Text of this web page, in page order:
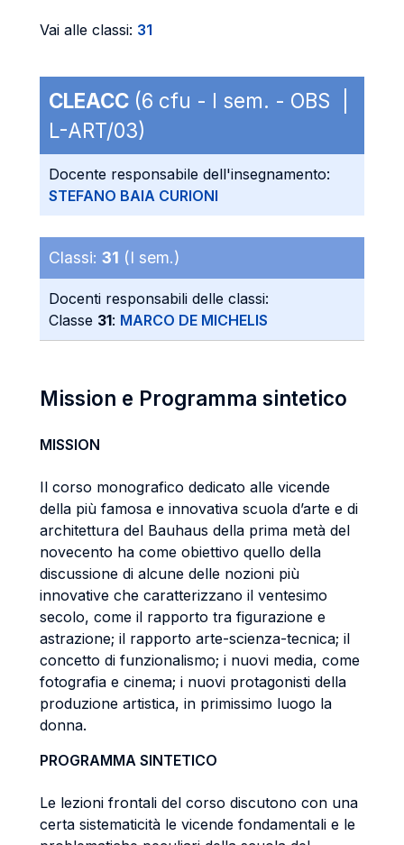
Vai alle classi: 31
CLEACC (6 cfu - I sem. - OBS |
L-ART/03)
Docente responsabile dell'insegnamento:
STEFANO BAIA CURIONI
Classi: 31 (I sem.)
Docenti responsabili delle classi:
Classe 31: MARCO DE MICHELIS
Mission e Programma sintetico
MISSION
Il corso monografico dedicato alle vicende
della più famosa e innovativa scuola d’arte e di
architettura del Bauhaus della prima metà del
novecento ha come obiettivo quello della
discussione di alcune delle nozioni più
innovative che caratterizzano il ventesimo
secolo, come il rapporto tra figurazione e
astrazione; il rapporto arte-scienza-tecnica; il
concetto di funzionalismo; i nuovi media, come
fotografia e cinema; i nuovi protagonisti della
produzione artistica, in primissimo luogo la
donna.
PROGRAMMA SINTETICO
Le lezioni frontali del corso discutono con una
certa sistematicità le vicende fondamentali e le